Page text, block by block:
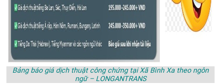
Bảng báo giá dịch thuật công chứng tại Xã Bình Xa theo ngôn
ngữ – LONGANTRANS